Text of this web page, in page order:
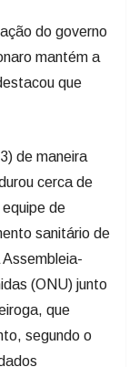
do governo
mantém a
que
de maneira
cerca de
de
sanitário de
(ONU) junto
que
segundo o